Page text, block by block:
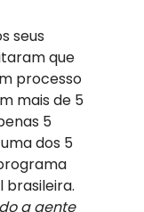
seus
que
processo
mais de 5
5
dos 5
brasileira.
a gente